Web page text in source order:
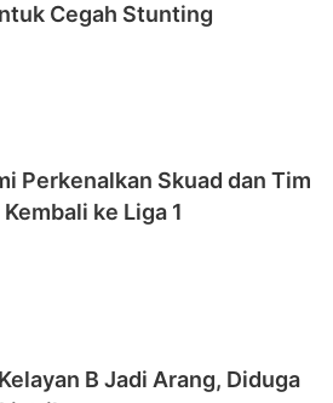
Cegah Stunting
Perkenalkan Skuad dan Tim
ke Liga 1
B Jadi Arang, Diduga